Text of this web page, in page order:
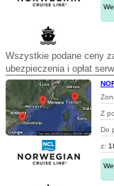
Wszystkie podane ceny
ubezpieczenia i opłat
Z
Do
z: